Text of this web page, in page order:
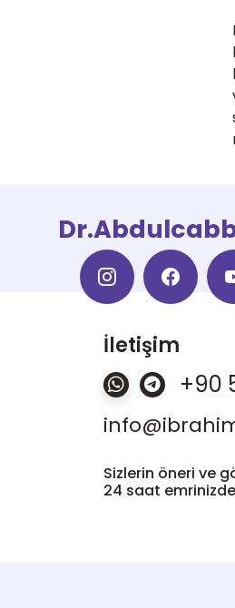
İletişim
+90
Sizlerin öneri ve
24 saat